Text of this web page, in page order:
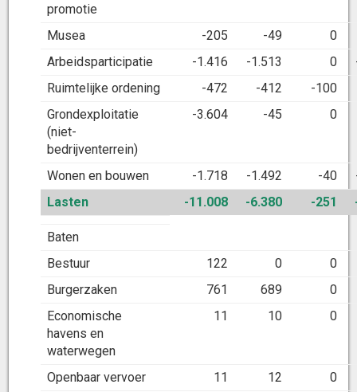
promotie
Musea -205 -49
0
Arbeidsparticipatie
-1.416 -1.513 0
Ruimtelijke ordening
-472 -412
-100
Grondexploitatie
(niet-
bedrijventerrein)
-3.604 -45 0
Wonen en bouwen -1.718 -1.492 -40
Lasten
-11.008 -6.380 -251
Baten
Bestuur
122 0
0
Burgerzaken
761 689
0
Economische
havens en
waterwegen
11 10 0
Openbaar vervoer 11 12
0